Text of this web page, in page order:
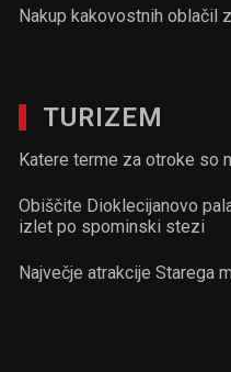
Nakup kakovostnih oblačil
TURIZEM
Katere terme za otroke so
Obiščite Dioklecijanovo
izlet po spominski stezi
Največje atrakcije Starega